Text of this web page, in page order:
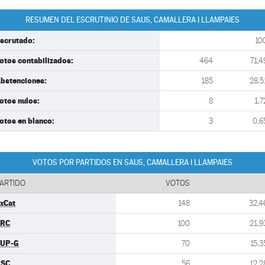
RESUMEN DEL ESCRUTINIO DE SAUS, CAMALLERA I LLAMPAIES
contabilizados: 464
185
nulos: 8
en blanco: 3
VOTOS POR PARTIDOS EN SAUS, CAMALLERA I LLAMPAIES
VOTOS
148
100
G 70